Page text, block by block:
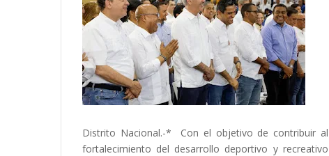
Distrito Nacional.-* Con el objetivo de contribuir al
fortalecimiento del desarrollo deportivo y recreativo